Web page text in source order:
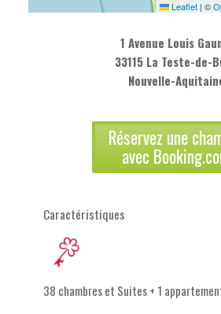
Leaflet | ©
1 Avenue Louis
33115 La Teste-de-
Nouvelle-
Réservez une
avec
Caractéristiques
38 chambres et Suites + 1